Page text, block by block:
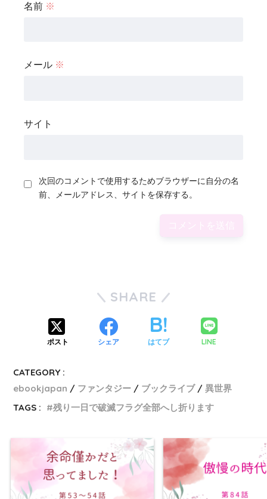
名前 ※
メール ※
サイト
次回のコメントで使用するためブラウザーに自分の名
前、メールアドレス、サイトを保存する。
SHARE
ポスト シェア はてブ LINE
CATEGORY :
ebookjapan
ファンタジー ブックライブ
異世界
TAGS :
残り一日で破滅フラグ全部へし折ります